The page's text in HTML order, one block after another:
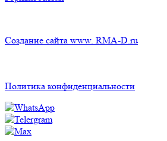
Создание сайта www. RMA-D.ru
Политика конфиденциальности